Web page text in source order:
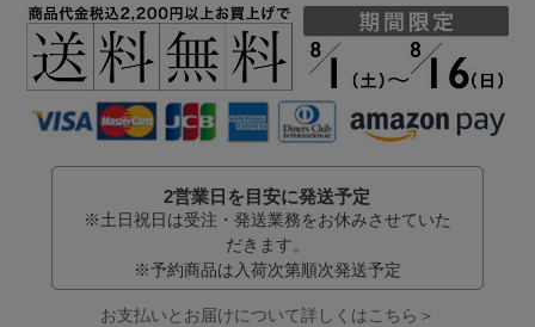
2営業日を目安に発送予定
※土日祝日は受注・発送業務をお休みさせていた
だきます。
※予約商品は入荷次第順次発送予定
お支払いとお届けについて詳しくはこちら＞